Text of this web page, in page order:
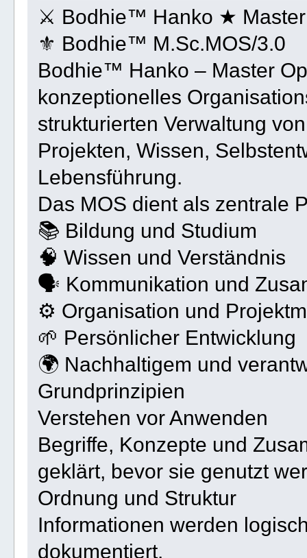
⚔ Bodhie™ Hanko ★
⚜ Bodhie™ M.Sc.MOS/3.0
Bodhie™ Hanko – Master
konzeptionelles
strukturierten Verwaltung
Projekten, Wissen,
Lebensführung.
Das MOS dient als zentrale
📚 Bildung und Studium
🧠 Wissen und Verständnis
🗣 Kommunikation und
⚙ Organisation und
🌱 Persönlicher Entwicklung
🌍 Nachhaltigem und
Grundprinzipien
Verstehen vor Anwenden
Begriffe, Konzepte und
geklärt, bevor sie genutzt
Ordnung und Struktur
Informationen werden
dokumentiert.